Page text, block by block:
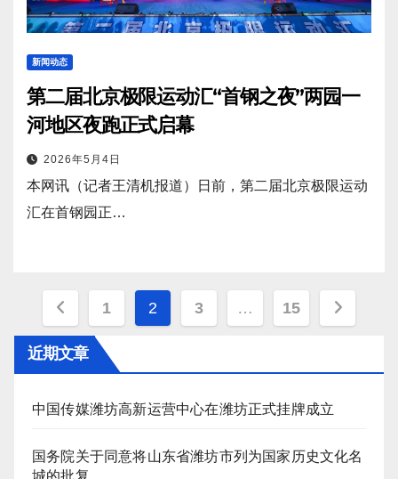
新闻动态
第二届北京极限运动汇“首钢之夜”两园一
河地区夜跑正式启幕
2026年5月4日
本网讯（记者王清机报道）日前，第二届北京极限运动
汇在首钢园正…
文
章
分
页
1 2 3 … 15
近期文章
中国传媒潍坊高新运营中心在潍坊正式挂牌成立
国务院关于同意将山东省潍坊市列为国家历史文化名
城的批复